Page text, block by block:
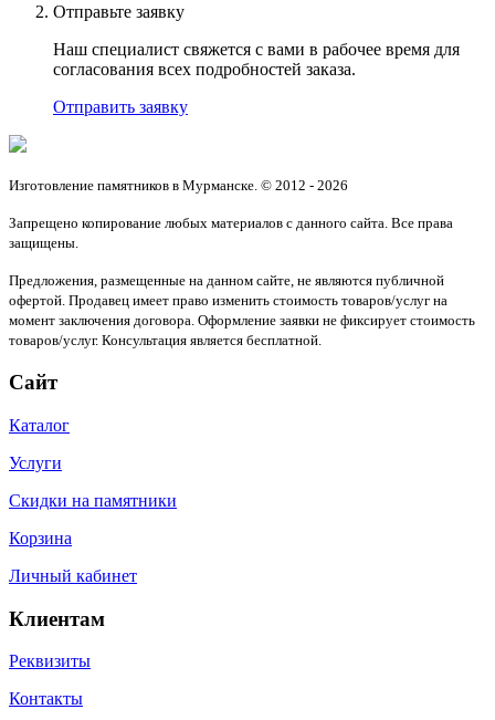
Отправьте заявку
Наш специалист свяжется с вами в рабочее время для
согласования всех подробностей заказа.
Отправить заявку
Изготовление памятников в Мурманске. © 2012 - 2026
Запрещено копирование любых материалов с данного сайта. Все права
защищены.
Предложения, размещенные на данном сайте, не являются публичной
офертой. Продавец имеет право изменить стоимость товаров/услуг на
момент заключения договора. Оформление заявки не фиксирует стоимость
товаров/услуг. Консультация является бесплатной.
Сайт
Каталог
Услуги
Скидки на памятники
Корзина
Личный кабинет
Клиентам
Реквизиты
Контакты